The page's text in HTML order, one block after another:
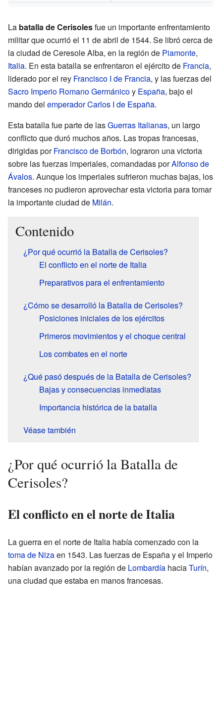
La batalla de Cerisolesfue un importante enfrentamiento
militar que ocurrió el 11 de abril de 1544. Se libró cerca de
la ciudad de Ceresole Alba, en la región de Piamonte,
Italia. En esta batalla se enfrentaron el ejército de Francia,
liderado por el rey Francisco I de Francia, y las fuerzas del
Sacro Imperio Romano Germánicoy España, bajo el
mando del emperadorCarlos I de España.
Esta batalla fue parte de lasGuerras Italianas, un largo
conflicto que duró muchos años. Las tropas francesas,
dirigidas porFrancisco de Borbón, lograron una victoria
sobre las fuerzas imperiales, comandadas porAlfonso de
Ávalos. Aunque los imperiales sufrieron muchas bajas, los
franceses no pudieron aprovechar esta victoria para tomar
la importante ciudad de Milán.
Contenido
¿Por qué ocurrió la Batalla de Cerisoles?
El conflicto en el norte de Italia
Preparativos para el enfrentamiento
¿Cómo se desarrolló la Batalla de Cerisoles?
Posiciones iniciales de los ejércitos
Primeros movimientos y el choque central
Los combates en el norte
¿Qué pasó después de la Batalla de Cerisoles?
Bajas y consecuencias inmediatas
Importancia histórica de la batalla
Véase también
¿Por qué ocurrió la Batalla de
Cerisoles?
El conflicto en el norte de Italia
La guerra en el norte de Italia había comenzado con la
toma de Nizaen 1543. Las fuerzas de España y el Imperio
habían avanzado por la región de Lombardía haciaTurín,
una ciudad que estaba en manos francesas.